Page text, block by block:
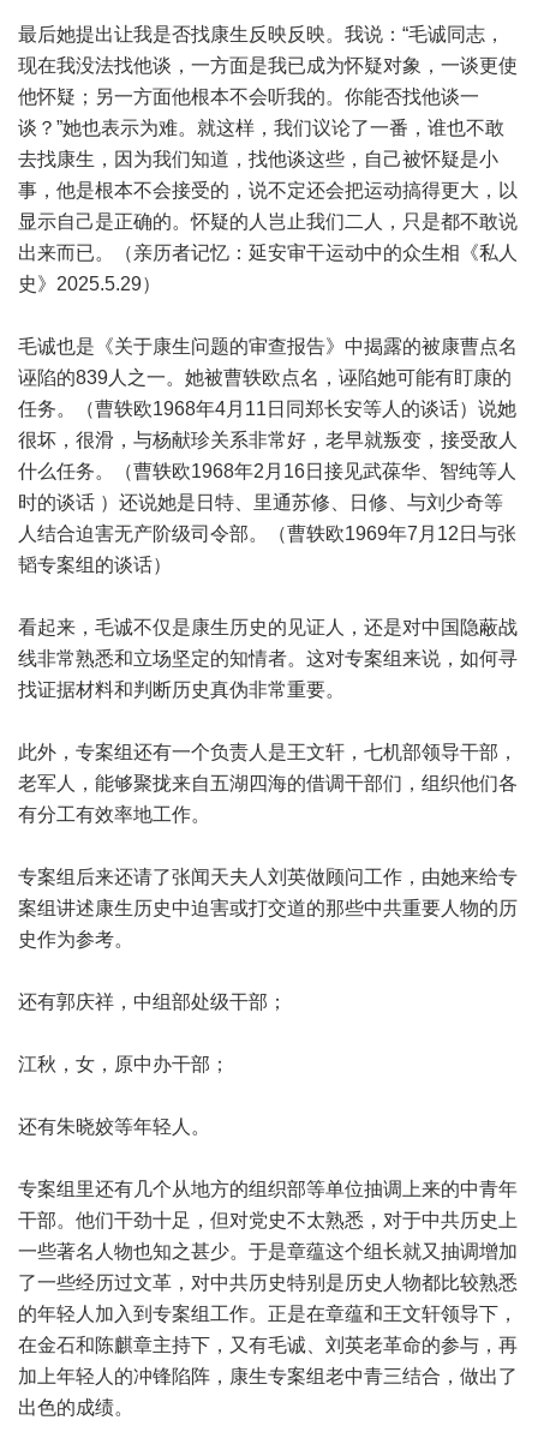
最后她提出让我是否找康生反映反映。我说：“毛诚同志，
现在我没法找他谈，一方面是我已成为怀疑对象，一谈更使
他怀疑；另一方面他根本不会听我的。你能否找他谈一
谈？”她也表示为难。就这样，我们议论了一番，谁也不敢
去找康生，因为我们知道，找他谈这些，自己被怀疑是小
事，他是根本不会接受的，说不定还会把运动搞得更大，以
显示自己是正确的。怀疑的人岂止我们二人，只是都不敢说
出来而已。（亲历者记忆：延安审干运动中的众生相《私人
史》2025.5.29）
毛诚也是《关于康生问题的审查报告》中揭露的被康曹点名
诬陷的839人之一。她被曹轶欧点名，诬陷她可能有盯康的
任务。（曹轶欧1968年4月11日同郑长安等人的谈话）说她
很坏，很滑，与杨献珍关系非常好，老早就叛变，接受敌人
什么任务。（曹轶欧1968年2月16日接见武葆华、智纯等人
时的谈话 ）还说她是日特、里通苏修、日修、与刘少奇等
人结合迫害无产阶级司令部。（曹轶欧1969年7月12日与张
韬专案组的谈话）
看起来，毛诚不仅是康生历史的见证人，还是对中国隐蔽战
线非常熟悉和立场坚定的知情者。这对专案组来说，如何寻
找证据材料和判断历史真伪非常重要。
此外，专案组还有一个负责人是王文轩，七机部领导干部，
老军人，能够聚拢来自五湖四海的借调干部们，组织他们各
有分工有效率地工作。
专案组后来还请了张闻天夫人刘英做顾问工作，由她来给专
案组讲述康生历史中迫害或打交道的那些中共重要人物的历
史作为参考。
还有郭庆祥，中组部处级干部；
江秋，女，原中办干部；
还有朱晓姣等年轻人。
专案组里还有几个从地方的组织部等单位抽调上来的中青年
干部。他们干劲十足，但对党史不太熟悉，对于中共历史上
一些著名人物也知之甚少。于是章蕴这个组长就又抽调增加
了一些经历过文革，对中共历史特别是历史人物都比较熟悉
的年轻人加入到专案组工作。正是在章蕴和王文轩领导下，
在金石和陈麒章主持下，又有毛诚、刘英老革命的参与，再
加上年轻人的冲锋陷阵，康生专案组老中青三结合，做出了
出色的成绩。